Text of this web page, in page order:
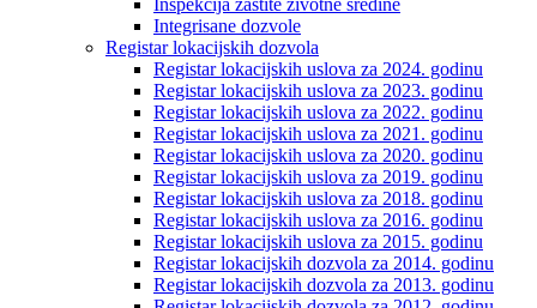
Integrisane dozvole
Registar lokacijskih dozvola
Registar lokacijskih uslova za 2024. godinu
Registar lokacijskih uslova za 2023. godinu
Registar lokacijskih uslova za 2022. godinu
Registar lokacijskih uslova za 2021. godinu
Registar lokacijskih uslova za 2020. godinu
Registar lokacijskih uslova za 2019. godinu
Registar lokacijskih uslova za 2018. godinu
Registar lokacijskih uslova za 2016. godinu
Registar lokacijskih uslova za 2015. godinu
Registar lokacijskih dozvola za 2014. godinu
Registar lokacijskih dozvola za 2013. godinu